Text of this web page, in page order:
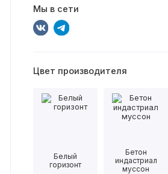
Мы в сети
Цвет производителя
Белый
горизонт
Бетон
индастриал
муссон